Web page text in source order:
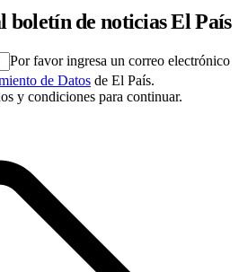
boletín de noticias El País
Por favor ingresa un correo electrónico
de Datos de El País.
y condiciones para continuar.